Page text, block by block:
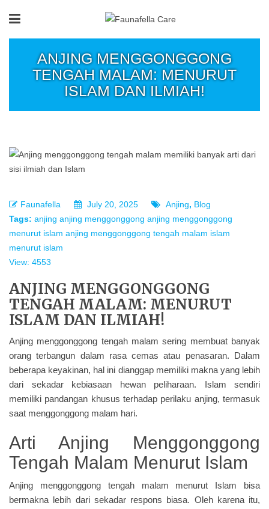
ANJING MENGGONGGONG
TENGAH MALAM: MENURUT
ISLAM DAN ILMIAH!
Faunafella July 20, 2025 Anjing, Blog
Tags: anjing anjing menggonggong anjing menggonggong
menurut islam anjing menggonggong tengah malam islam
menurut islam
View: 4553
ANJING MENGGONGGONG
TENGAH MALAM: MENURUT
ISLAM DAN ILMIAH!
Anjing menggonggong tengah malam sering membuat banyak
orang terbangun dalam rasa cemas atau penasaran. Dalam
beberapa keyakinan, hal ini dianggap memiliki makna yang lebih
dari sekadar kebiasaan hewan peliharaan. Islam sendiri
memiliki pandangan khusus terhadap perilaku anjing, termasuk
saat menggonggong malam hari.
Arti Anjing Menggonggong
Tengah Malam Menurut Islam
Anjing menggonggong tengah malam menurut Islam bisa
bermakna lebih dari sekadar respons biasa. Oleh karena itu,